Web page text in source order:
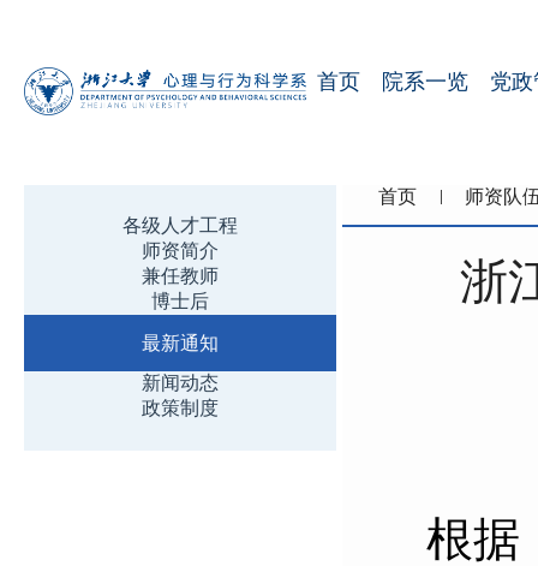
首页 院系一览 党
各级人才工程
师资简介
兼任教师
博士后
最新通知
新闻动态
政策制度
首页 师资队
浙
根据